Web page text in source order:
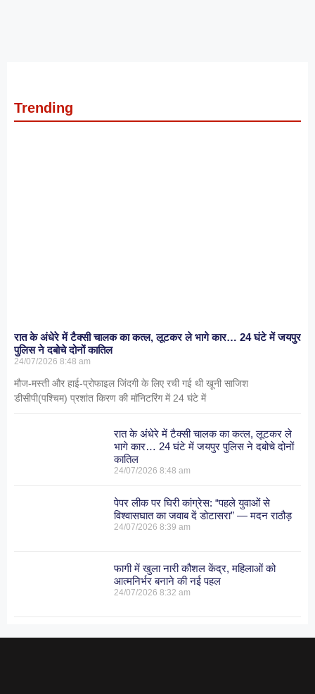
Trending
रात के अंधेरे में टैक्सी चालक का कत्ल, लूटकर ले भागे कार… 24 घंटे में जयपुर
पुलिस ने दबोचे दोनों कातिल
24/07/2026 8:48 am
मौज-मस्ती और हाई-प्रोफाइल जिंदगी के लिए रची गई थी खूनी साजिश
डीसीपी(पश्चिम) प्रशांत किरण की मॉनिटरिंग में 24 घंटे में
रात के अंधेरे में टैक्सी चालक का कत्ल, लूटकर ले
भागे कार… 24 घंटे में जयपुर पुलिस ने दबोचे दोनों
कातिल
24/07/20268:48 am
पेपर लीक पर घिरी कांग्रेस: “पहले युवाओं से
विश्वासघात का जवाब दें डोटासरा” — मदन राठौड़
24/07/20268:39 am
फागी में खुला नारी कौशल केंद्र, महिलाओं को
आत्मनिर्भर बनाने की नई पहल
24/07/20268:32 am